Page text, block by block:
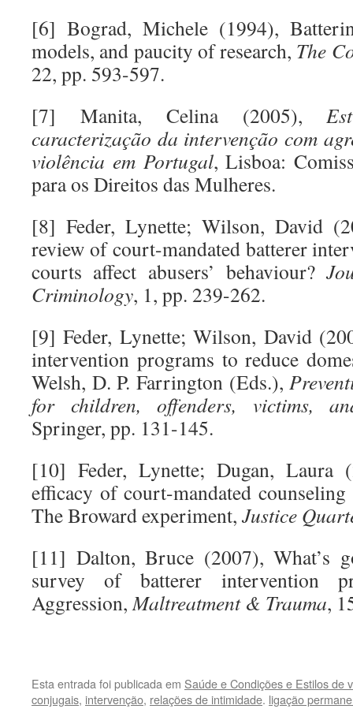
[6] Bograd, Michele (1994),
models, and paucity of research, The
22, pp. 593-597.
[7] Manita, Celina (2005),
caracterização da intervenção com
violência em Portugal, Lisboa:
para os Direitos das Mulheres.
[8] Feder, Lynette; Wilson, David
review of court-mandated batterer
courts affect abusers’ behaviour?
Criminology, 1, pp. 239-262.
[9] Feder, Lynette; Wilson, David
intervention programs to reduce
Welsh, D. P. Farrington (Eds.),
for children, offenders, victims,
Springer, pp. 131-145.
[10] Feder, Lynette; Dugan,
efficacy of court-mandated
The Broward experiment, Justice
[11] Dalton, Bruce (2007), What’s
survey of batterer intervention
Aggression,Maltreatment & Trauma,
Esta entrada foi publicada em Saúde e Condições e Estilos de
conjugais, intervenção, relações de intimidade. ligação